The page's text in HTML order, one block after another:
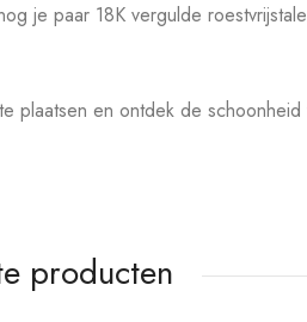
je paar 18K vergulde
plaatsen en ontdek de schoonheid
producten